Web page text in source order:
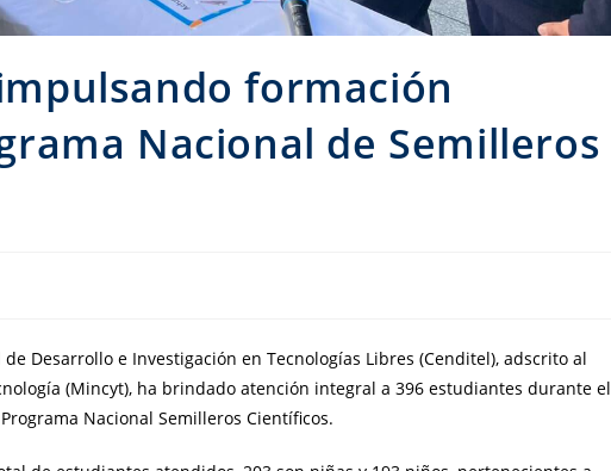
formación
Nacional de Semilleros
de Desarrollo e Investigación en Tecnologías Libres (Cenditel), adscrito al
(Mincyt), ha brindado atención integral a 396 estudiantes durante el
Nacional Semilleros Científicos.